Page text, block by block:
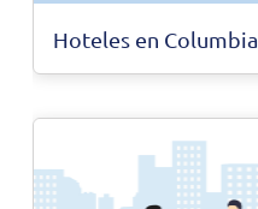
Hoteles en Columbia